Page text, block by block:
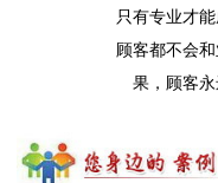
只有专业才
顾客都不会
果，顾客